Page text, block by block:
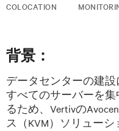
COLOCATION
背景：
データセンターの建
すべてのサーバーを
るため、Vertivの
ス（KVM）ソリュー